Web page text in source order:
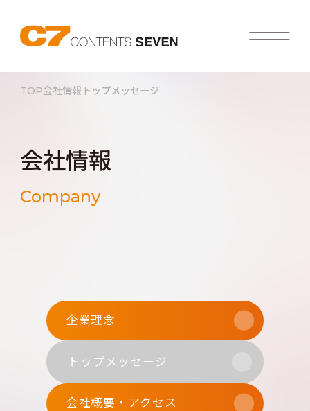
TOP会社情報 トップメッセージ
会社情報
Company
企業理念
トップメッセージ
会社概要・アクセス